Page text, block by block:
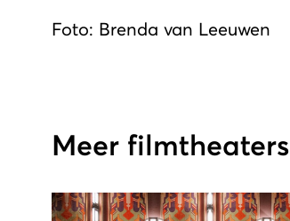
Foto: Brenda van Leeuwen
Meer filmtheaters